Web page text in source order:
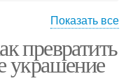
Место для ниши
Показать все
превратить
украшение